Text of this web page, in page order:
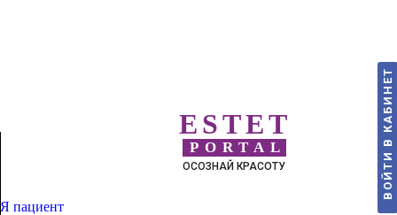
ESTET
PORTAL
ОСОЗНАЙ КРАСОТУ
Я пациент
ВОЙТИ В КАБИНЕТ